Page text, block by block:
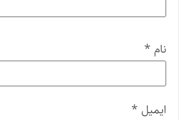
نام *
ایمیل *